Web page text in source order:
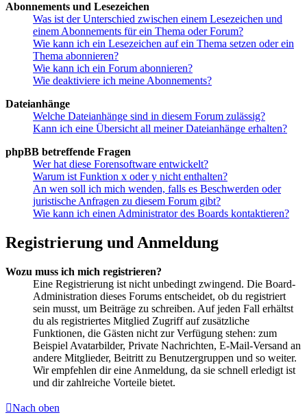
Abonnements und Lesezeichen
Was ist der Unterschied zwischen einem Lesezeichen und
einem Abonnements für ein Thema oder Forum?
Wie kann ich ein Lesezeichen auf ein Thema setzen oder ein
Thema abonnieren?
Wie kann ich ein Forum abonnieren?
Wie deaktiviere ich meine Abonnements?
Dateianhänge
Welche Dateianhänge sind in diesem Forum zulässig?
Kann ich eine Übersicht all meiner Dateianhänge erhalten?
phpBB betreffende Fragen
Wer hat diese Forensoftware entwickelt?
Warum ist Funktion x oder y nicht enthalten?
An wen soll ich mich wenden, falls es Beschwerden oder
juristische Anfragen zu diesem Forum gibt?
Wie kann ich einen Administrator des Boards kontaktieren?
Registrierung und Anmeldung
Wozu muss ich mich registrieren?
Eine Registrierung ist nicht unbedingt zwingend. Die Board-
Administration dieses Forums entscheidet, ob du registriert
sein musst, um Beiträge zu schreiben. Auf jeden Fall erhältst
du als registriertes Mitglied Zugriff auf zusätzliche
Funktionen, die Gästen nicht zur Verfügung stehen: zum
Beispiel Avatarbilder, Private Nachrichten, E-Mail-Versand an
andere Mitglieder, Beitritt zu Benutzergruppen und so weiter.
Wir empfehlen dir eine Anmeldung, da sie schnell erledigt ist
und dir zahlreiche Vorteile bietet.
Nach oben